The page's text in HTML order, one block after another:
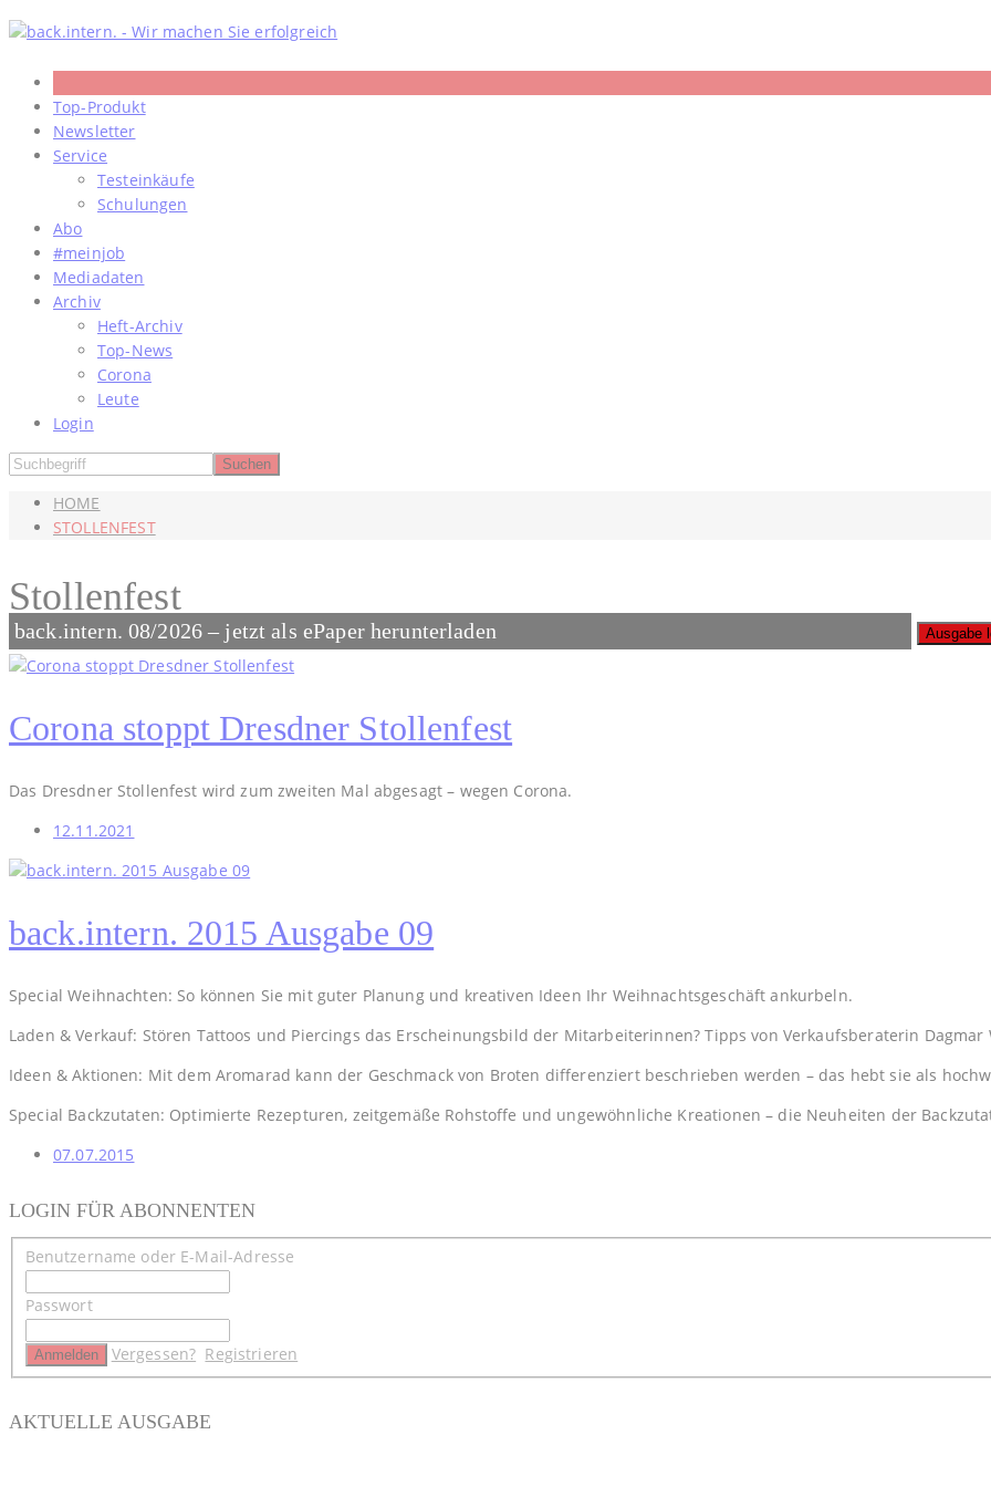
Skip
to
content
Top-Produkt
Newsletter
Service
Testeinkäufe
Schulungen
Abo
#meinjob
Mediadaten
Archiv
Heft-Archiv
Top-News
Corona
Leute
Login
HOME
STOLLENFEST
Stollenfest
Corona stoppt Dresdner Stollenfest
Das Dresdner Stollenfest wird zum zweiten Mal abgesagt – wegen Corona.
12.11.2021
back.intern. 2015 Ausgabe 09
Special Weihnachten: So können Sie mit guter Planung und kreativen Ideen Ihr Weihnachtsgeschäft ankurbeln.
Laden & Verkauf: Stören Tattoos und Piercings das Erscheinungsbild der Mitarbeiterinnen? Tipps von Verkaufsberaterin Dagmar
Ideen & Aktionen: Mit dem Aromarad kann der Geschmack von Broten differenziert beschrieben werden – das hebt sie als
Special Backzutaten: Optimierte Rezepturen, zeitgemäße Rohstoffe und ungewöhnliche Kreationen – die Neuheiten der
07.07.2015
LOGIN FÜR ABONNENTEN
Benutzername oder E-Mail-Adresse
Passwort
Vergessen? Registrieren
AKTUELLE AUSGABE
back.intern. 08/2026 – jetzt als ePaper herunterladen